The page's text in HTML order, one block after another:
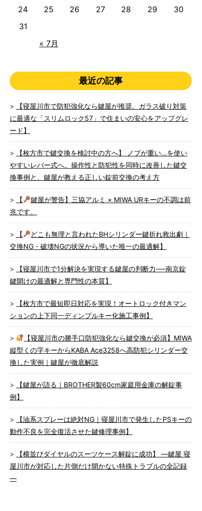
« 7月
24
25 26 27 28 29
30
31
最近の記事
【寝屋川市で防犯強化なら鍵屋が推奨。ガラス破り対策
に最適な「スリムロック57」で住まいの安心をアップグレ
ード】
【枚方市で鍵交換を検討中の方へ】 ノブが重い…を使い
やすいレバー式へ。操作性と防犯性を同時に改善した鍵交
換事例と、鍵屋が教える正しい錠前交換の考え方
【
鍵屋が警告】三協アルミ × MIWA URキーの不調は前
兆です。
【
どこも無理と言われたBHシリンダー鍵折れ救出劇｜
交換NG・破壊NGの状況から導いた唯一の最適解】
【寝屋川市で1分解決を実現する鍵屋の判断力──南京錠
鍵開けの最適解と専門性の本質】
【枚方市で最短即日対応を実現！オートロック付きマン
ションの上下同一ディンプルキー化施工事例】
【寝屋川市の勝手口防犯強化なら鍵交換が必須】MIWA
縦型くの字キーからKABA Ace3258へ高防犯シリンダー交
換した実例｜鍵屋が徹底解説
【鍵屋が語る｜BROTHER製60cm家庭用金庫の解錠事
例】
【油系スプレーは絶対NG｜寝屋川市で発生したPSキーの
動作不良を完全復活させた鍵修理事例】
【横並びダイヤルのスーツケース解錠に成功】 ―鍵屋 寝
屋川市が対応した片側だけ開かない特殊トラブルの全記録
―